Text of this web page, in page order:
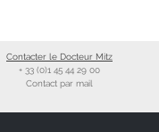
Contacter le Docteur Mitz
+ 33 (0)1 45 44 29 00
Contact par mail